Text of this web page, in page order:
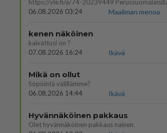
06.08.2026 03:24
Maailman menoa
kenen näköinen
kaivattusi on ?
07.08.2026 16:24
Ikävä
Mikä on ollut
Söpöintä välillämme?
06.08.2026 14:44
Ikävä
Hyvännäköinen pakkaus
Olet hyvännäköinen pakkaus nainen.